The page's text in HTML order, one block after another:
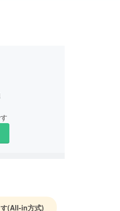
(All-in方式)